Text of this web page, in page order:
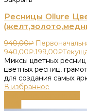
Ресницы Ollure
940,00₽
940,00₽.199,00₽
Миксы цветных
цветных ресниц,
для создания самых
В избранное